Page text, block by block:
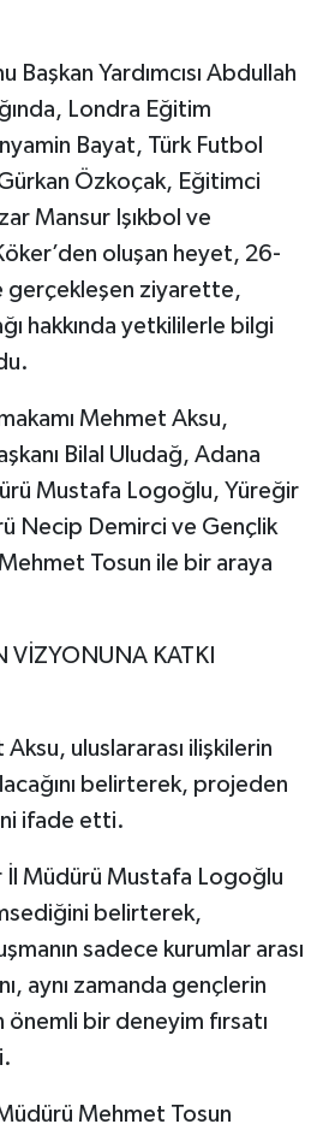
Başkan Yardımcısı Abdullah
Londra Eğitim
Bayat, Türk Futbol
Özkoçak, Eğitimci
Mansur Işıkbol ve
oluşan heyet, 26-
gerçekleşen ziyarette,
hakkında yetkililerle bilgi
Mehmet Aksu,
Bilal Uludağ, Adana
Mustafa Logoğlu, Yüreğir
Necip Demirci ve Gençlik
Tosun ile bir araya
VİZYONUNA KATKI
uluslararası ilişkilerin
belirterek, projeden
ifade etti.
İl Müdürü Mustafa Logoğlu
belirterek,
sadece kurumlar arası
aynı zamanda gençlerin
bir deneyim fırsatı
Mehmet Tosun